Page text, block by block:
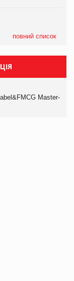
повний список
Master-